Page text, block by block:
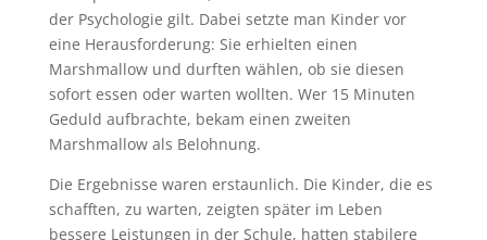
der Psychologie gilt. Dabei setzte man Kinder vor
eine Herausforderung: Sie erhielten einen
Marshmallow und durften wählen, ob sie diesen
sofort essen oder warten wollten. Wer 15 Minuten
Geduld aufbrachte, bekam einen zweiten
Marshmallow als Belohnung.
Die Ergebnisse waren erstaunlich. Die Kinder, die es
schafften, zu warten, zeigten später im Leben
bessere Leistungen in der Schule, hatten stabilere